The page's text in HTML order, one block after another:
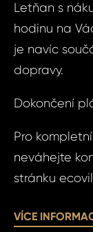
Letňan s
hodinu na
je navíc
dopravy.
Dokončení
Pro
neváhejte
stránku
VÍCE